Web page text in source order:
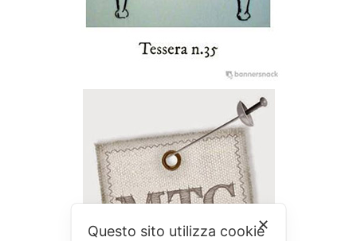
✕
Questo sito utilizza cookie